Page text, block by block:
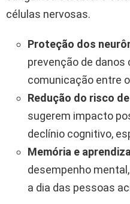
células nervosas.
Proteção dos
prevenção de danos
comunicação entre
Redução do risco
sugerem impacto
declínio cognitivo,
Memória e
desempenho
a dia das pessoas